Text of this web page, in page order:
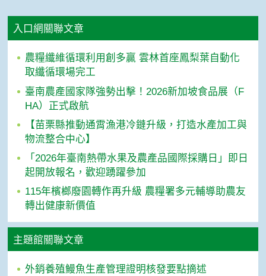
入口網關聯文章
農糧纖維循環利用創多贏 雲林首座鳳梨葉自動化
取纖循環場完工
臺南農產國家隊強勢出擊！2026新加坡食品展（F
HA）正式啟航
【苗栗縣推動通霄漁港冷鏈升級，打造水產加工與
物流整合中心】
「2026年臺南熱帶水果及農產品國際採購日」即日
起開放報名，歡迎踴躍參加
115年檳榔廢園轉作再升級 農糧署多元輔導助農友
轉出健康新價值
主題館關聯文章
外銷養殖鰻魚生產管理證明核發要點摘述